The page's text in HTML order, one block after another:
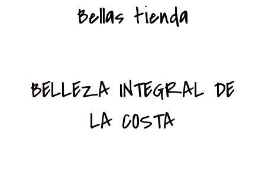
Bellas tienda
BELLEZA INTEGRAL DE
LA COSTA